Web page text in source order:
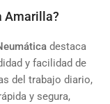
Amarilla?
destaca
y facilidad de
del trabajo diario,
y segura,